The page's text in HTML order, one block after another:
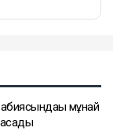
мұнай